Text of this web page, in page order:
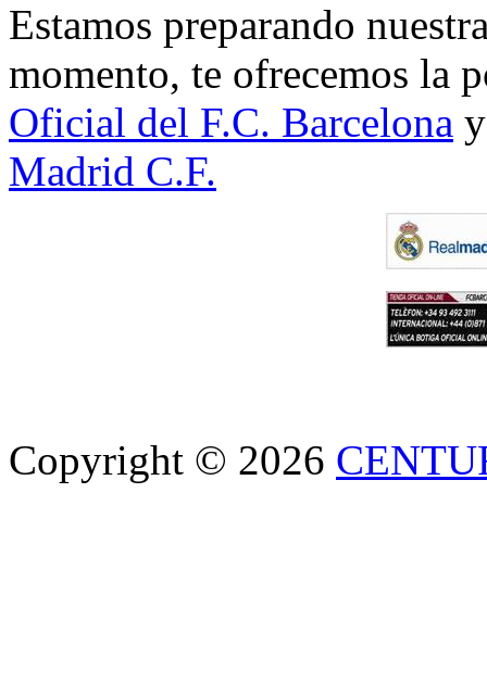
Estamos preparando
momento, te ofrecemos la
Oficial del F.C. Barcelona
Madrid C.F.
Copyright © 2026